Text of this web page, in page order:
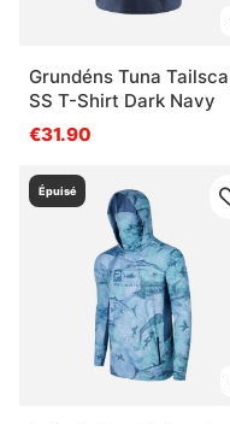
Grundéns Tuna
SS T-Shirt Dark Navy
€31.90
Épuisé